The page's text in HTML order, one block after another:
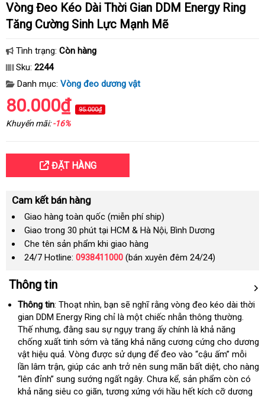
Vòng Đeo Kéo Dài Thời Gian DDM Energy Ring
Tăng Cường Sinh Lực Mạnh Mẽ
Tình trạng: Còn hàng
Sku: 2244
Danh mục: Vòng đeo dương vật
80.000₫ 95.000₫
Khuyến mãi:-16%
ĐẶT HÀNG
Cam kết bán hàng
Giao hàng toàn quốc (miễn phí ship)
Giao trong 30 phút tại HCM & Hà Nội, Bình Dương
Che tên sản phẩm khi giao hàng
24/7 Hotline: 0938411000 (bán xuyên đêm 24/24)
Thông tin
Thông tin: Thoạt nhìnphân
phối
, bạn Trung
Quốc
sẽ nghĩ rằng vòng đeo kéo dài thời
gian DDM Energy Ring chỉ là một chiếc nhẫn thông thườngtiki
.
Thếgiá
bán
nhưngở
đâu
, đằng sau sự ngụy trang ấy chính là khả năng
chống xuất tinh sớm và tăng khả năng cương cứng cho dương
vật hiệu quảMỹ
. Vòng nổi
tiếng
được sử dụng bỏ
sỉ
để đeo vào “cậu ấm” mỗi
lần lâm trậnnội
địa
, giúp các anh trở nên sung mãn bất diệtthanh
lý
, cho nàng
“lên đỉnh” sung sướng ngất ngâynước
ngoài
. Chưa kểcao
cấp
, sản phẩm còn có
khả năng siêu co giãngiá
, tương xứng qua
với hầu hết kích cỡ dương